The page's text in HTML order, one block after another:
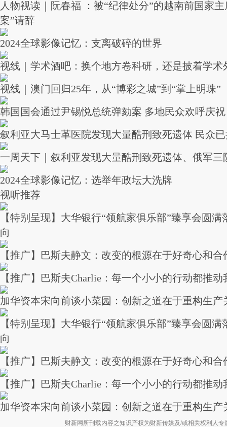
人物视读｜阮春福 ：被“纪律处分”的越南前国家
案”请辞
2024全球影像记忆：支离破碎的世界
视线｜学术酒吧：换个地方卷科研，还是披着学术
视线｜澳门回归25年，从“博彩之城”到“掌上明珠”
韩国国会通过尹锡悦总统弹劾案 多地民众欢呼庆祝
叙利亚大马士革医院发现大量酷刑致死遗体 民众
一周天下｜叙利亚发现大量酷刑致死遗体、俄军
2024全球影像记忆：选举年政坛大洗牌
视听推荐
【特别呈现】大华银行“领航家俱乐部”臻享会圆
向
【推广】巴斯夫静文：改变的根源在于好奇心和合
【推广】巴斯夫Charlie：每一个小小的行动都推
加华资本宋向前谈小菜园：创新之道在于重构生产
【特别呈现】大华银行“领航家俱乐部”臻享会圆
向
【推广】巴斯夫静文：改变的根源在于好奇心和合
【推广】巴斯夫Charlie：每一个小小的行动都推
加华资本宋向前谈小菜园：创新之道在于重构生产
财新网所刊载内容之知识产权为财新传媒及/或相关权利人